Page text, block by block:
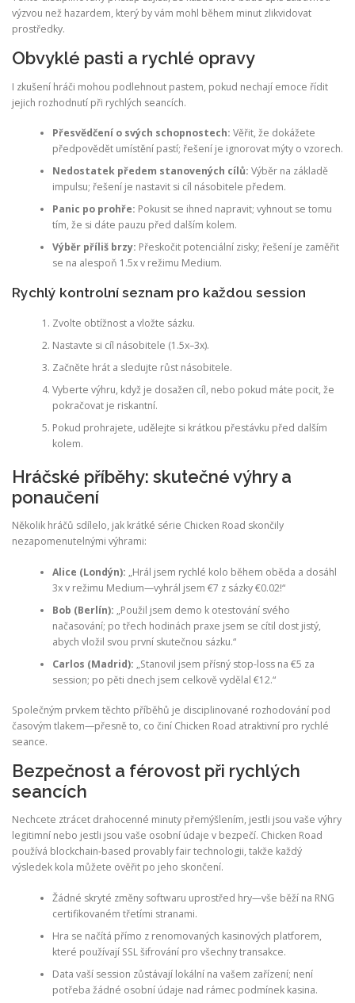
výzvou než hazardem, který by vám mohl během minut zlikvidovat
prostředky.
Obvyklé pasti a rychlé opravy
I zkušení hráči mohou podlehnout pastem, pokud nechají emoce řídit
jejich rozhodnutí při rychlých seancích.
Přesvědčení o svých schopnostech: Věřit, že dokážete
předpovědět umístění pastí; řešení je ignorovat mýty o vzorech.
Nedostatek předem stanovených cílů: Výběr na základě
impulsu; řešení je nastavit si cíl násobitele předem.
Panic po prohře: Pokusit se ihned napravit; vyhnout se tomu
tím, že si dáte pauzu před dalším kolem.
Výběr příliš brzy: Přeskočit potenciální zisky; řešení je zaměřit
se na alespoň 1.5x v režimu Medium.
Rychlý kontrolní seznam pro každou session
Zvolte obtížnost a vložte sázku.
Nastavte si cíl násobitele (1.5x–3x).
Začněte hrát a sledujte růst násobitele.
Vyberte výhru, když je dosažen cíl, nebo pokud máte pocit, že
pokračovat je riskantní.
Pokud prohrajete, udělejte si krátkou přestávku před dalším
kolem.
Hráčské příběhy: skutečné výhry a
ponaučení
Několik hráčů sdílelo, jak krátké série Chicken Road skončily
nezapomenutelnými výhrami:
Alice (Londýn): „Hrál jsem rychlé kolo během oběda a dosáhl
3x v režimu Medium—vyhrál jsem €7 z sázky €0.02!“
Bob (Berlín): „Použil jsem demo k otestování svého
načasování; po třech hodinách praxe jsem se cítil dost jistý,
abych vložil svou první skutečnou sázku.“
Carlos (Madrid): „Stanovil jsem přísný stop-loss na €5 za
session; po pěti dnech jsem celkově vydělal €12.“
Společným prvkem těchto příběhů je disciplinované rozhodování pod
časovým tlakem—přesně to, co činí Chicken Road atraktivní pro rychlé
seance.
Bezpečnost a férovost při rychlých
seancích
Nechcete ztrácet drahocenné minuty přemýšlením, jestli jsou vaše výhry
legitimní nebo jestli jsou vaše osobní údaje v bezpečí. Chicken Road
používá blockchain‑based provably fair technologii, takže každý
výsledek kola můžete ověřit po jeho skončení.
Žádné skryté změny softwaru uprostřed hry—vše běží na RNG
certifikovaném třetími stranami.
Hra se načítá přímo z renomovaných kasinových platforem,
které používají SSL šifrování pro všechny transakce.
Data vaší session zůstávají lokální na vašem zařízení; není
potřeba žádné osobní údaje nad rámec podmínek kasina.